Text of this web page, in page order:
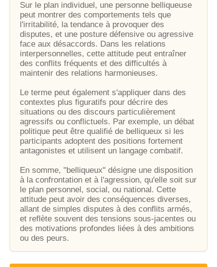
Sur le plan individuel, une personne belliqueuse
peut montrer des comportements tels que
l'irritabilité, la tendance à provoquer des
disputes, et une posture défensive ou agressive
face aux désaccords. Dans les relations
interpersonnelles, cette attitude peut entraîner
des conflits fréquents et des difficultés à
maintenir des relations harmonieuses.
Le terme peut également s'appliquer dans des
contextes plus figuratifs pour décrire des
situations ou des discours particulièrement
agressifs ou conflictuels. Par exemple, un débat
politique peut être qualifié de belliqueux si les
participants adoptent des positions fortement
antagonistes et utilisent un langage combatif.
En somme, "belliqueux" désigne une disposition
à la confrontation et à l'agression, qu'elle soit sur
le plan personnel, social, ou national. Cette
attitude peut avoir des conséquences diverses,
allant de simples disputes à des conflits armés,
et reflète souvent des tensions sous-jacentes ou
des motivations profondes liées à des ambitions
ou des peurs.